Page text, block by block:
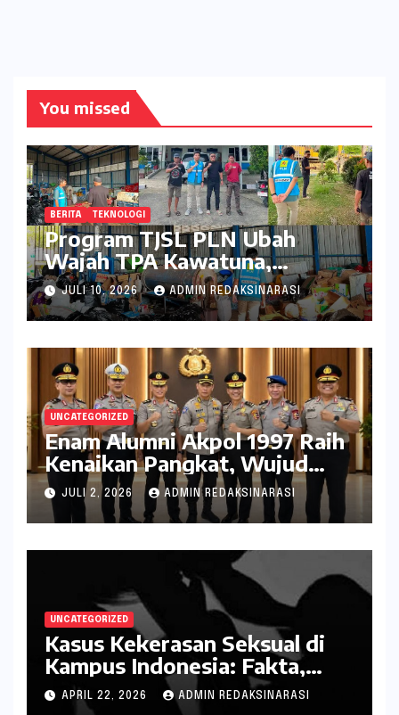
You missed
BERITA TEKNOLOGI
Program TJSL PLN Ubah
Wajah TPA Kawatuna,
Sampah Kini Bernilai Ekonomi
dan Lingkungan
JULI 10, 2026 ADMIN REDAKSINARASI
UNCATEGORIZED
Enam Alumni Akpol 1997 Raih
Kenaikan Pangkat, Wujud
Penghargaan atas Pengabdian
kepada Negara
JULI 2, 2026 ADMIN REDAKSINARASI
UNCATEGORIZED
Kasus Kekerasan Seksual di
Kampus Indonesia: Fakta,
Pola Berulang, dan Tantangan
Penanganannya
APRIL 22, 2026 ADMIN REDAKSINARASI